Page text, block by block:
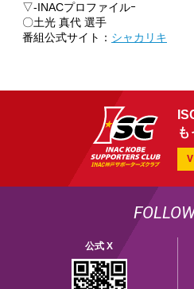
▽-INACプロファイルｰ
〇土光 真代 選手
番組公式サイト： シャカリキ
も
公式 X